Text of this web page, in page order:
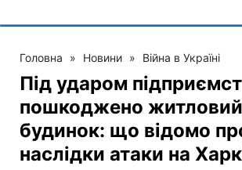
Головна » Новини » Війна в Україні
Під ударом
пошкоджено житловий
будинок: що відомо
наслідки атаки на